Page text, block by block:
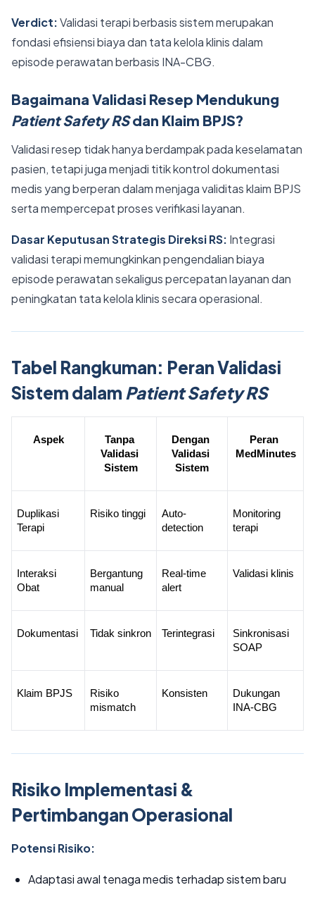
Verdict:Validasi terapi berbasis sistem merupakan
fondasi efisiensi biaya dan tata kelola klinis dalam
episode perawatan berbasis INA-CBG.
Bagaimana Validasi Resep Mendukung
Patient Safety RSdan Klaim BPJS?
Validasi resep tidak hanya berdampak pada keselamatan
pasien, tetapi juga menjadi titik kontrol dokumentasi
medis yang berperan dalam menjaga validitas klaim BPJS
serta mempercepat proses verifikasi layanan.
Dasar Keputusan Strategis Direksi RS: Integrasi
validasi terapi memungkinkan pengendalian biaya
episode perawatan sekaligus percepatan layanan dan
peningkatan tata kelola klinis secara operasional.
Tabel Rangkuman: Peran Validasi
Sistem dalam Patient Safety RS
Aspek
Tanpa
Validasi
Sistem
Dengan
Validasi
Sistem
Peran
MedMinutes
Duplikasi
Terapi
Risiko tinggi
Auto-
detection
Monitoring
terapi
Interaksi
Obat
Bergantung
manual
Real-time
alert
Validasi klinis
Dokumentasi Tidak sinkron Terintegrasi
Sinkronisasi
SOAP
Klaim BPJS
Risiko
mismatch
Konsisten
Dukungan
INA-CBG
Risiko Implementasi &
Pertimbangan Operasional
Potensi Risiko:
Adaptasi awal tenaga medis terhadap sistem baru